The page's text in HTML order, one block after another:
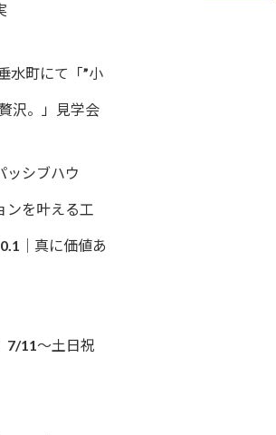
水町にて「”小
沢。」見学会
ッシブハウ
ンを叶える工
｜真に価値あ
7/11～土日祝